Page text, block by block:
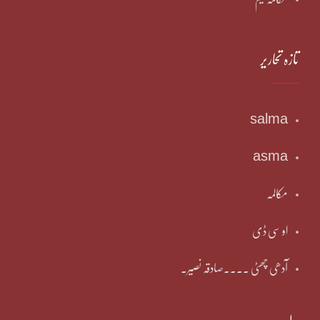
تازہ تحاریر
salma
asma
مکالمہ
او سی ڈی
آدھی چھٹی ۔۔۔۔صادقہ نصیر۔